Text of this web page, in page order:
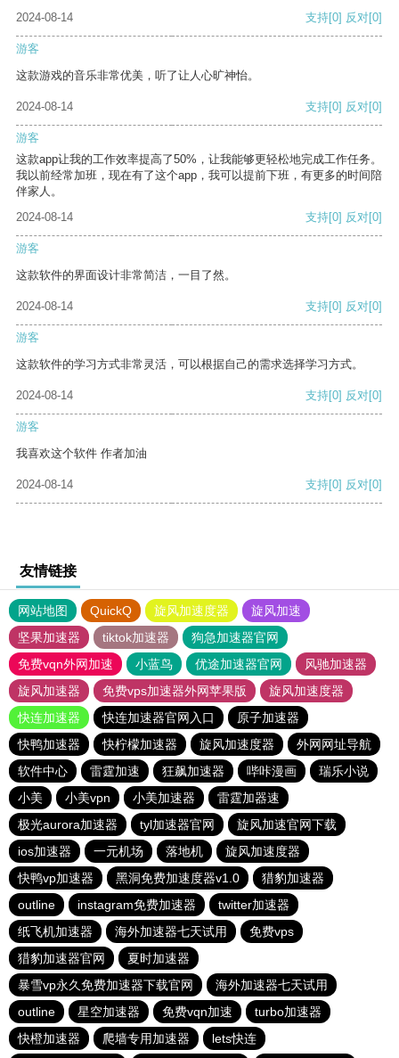
2024-08-14
支持[0] 反对[0]
游客
这款游戏的音乐非常优美，听了让人心旷神怡。
2024-08-14 支持[0] 反对[0]
游客
这款app让我的工作效率提高了50%，让我能够更轻松地完成工作任务。
我以前经常加班，现在有了这个app，我可以提前下班，有更多的时间陪
伴家人。
2024-08-14
支持[0] 反对[0]
游客
这款软件的界面设计非常简洁，一目了然。
2024-08-14 支持[0] 反对[0]
游客
这款软件的学习方式非常灵活，可以根据自己的需求选择学习方式。
2024-08-14 支持[0] 反对[0]
游客
我喜欢这个软件 作者加油
2024-08-14 支持[0] 反对[0]
友情链接
网站地图 QuickQ 旋风加速度器
旋风加速
坚果加速器
tiktok加速器
狗急加速器官网
免费vqn外网加速
小蓝鸟 优途加速器官网
风驰加速器
旋风加速器
免费vps加速器外网苹果版
旋风加速度器
快连加速器
快连加速器官网入口
原子加速器
快鸭加速器
快柠檬加速器 旋风加速度器
外网网址导航
软件中心
雷霆加速 狂飙加速器 哔咔漫画
瑞乐小说
小美
小美vpn 小美加速器
雷霆加器速
极光aurora加速器
tyl加速器官网
旋风加速官网下载
ios加速器
一元机场 落地机
旋风加速度器
快鸭vp加速器
黑洞免费加速度器v1.0
猎豹加速器
outline
instagram免费加速器
twitter加速器
纸飞机加速器
海外加速器七天试用
免费vps
猎豹加速器官网
夏时加速器
暴雪vp永久免费加速器下载官网
海外加速器七天试用
outline
星空加速器 免费vqn加速
turbo加速器
快橙加速器
爬墙专用加速器 lets快连